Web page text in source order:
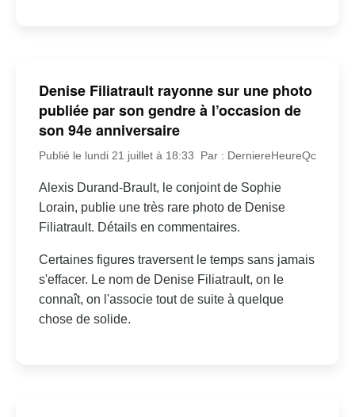
Denise Filiatrault rayonne sur une photo
publiée par son gendre à l’occasion de
son 94e anniversaire
Publié le lundi 21 juillet à 18:33 Par : DerniereHeureQc
Alexis Durand-Brault, le conjoint de Sophie
Lorain, publie une très rare photo de Denise
Filiatrault. Détails en commentaires.
Certaines figures traversent le temps sans jamais
s'effacer. Le nom de Denise Filiatrault, on le
connaît, on l'associe tout de suite à quelque
chose de solide.